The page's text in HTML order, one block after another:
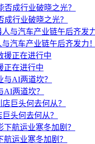
行业破晓之光？
汽车产业链午后齐发力
正在进行中
两道坎？
头何去何从？
运业寒冬加剧？